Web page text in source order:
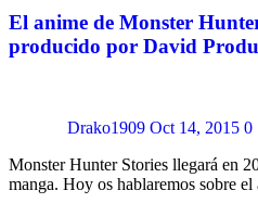
El anime de Monster
producido por David
Drako1909 Oct 14, 2015 0
Monster Hunter Stories llegará en
manga. Hoy os hablaremos sobre